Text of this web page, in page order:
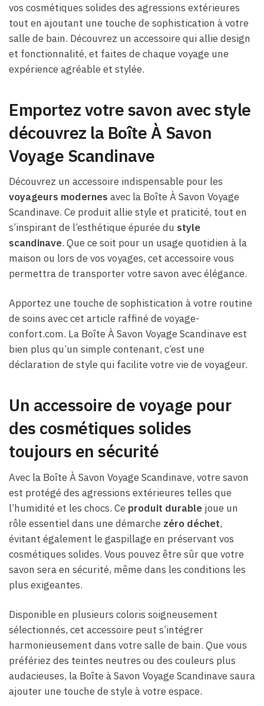
vos cosmétiques solides des agressions extérieures
tout en ajoutant une touche de sophistication à votre
salle de bain. Découvrez un accessoire qui allie design
et fonctionnalité, et faites de chaque voyage une
expérience agréable et stylée.
Emportez votre savon avec style
découvrez la Boîte À Savon
Voyage Scandinave
Découvrez un accessoire indispensable pour les
voyageurs modernes avec la Boîte À Savon Voyage
Scandinave. Ce produit allie style et praticité, tout en
s’inspirant de l’esthétique épurée du style
scandinave. Que ce soit pour un usage quotidien à la
maison ou lors de vos voyages, cet accessoire vous
permettra de transporter votre savon avec élégance.
Apportez une touche de sophistication à votre routine
de soins avec cet article raffiné de voyage-
confort.com. La Boîte À Savon Voyage Scandinave est
bien plus qu’un simple contenant, c’est une
déclaration de style qui facilite votre vie de voyageur.
Un accessoire de voyage pour
des cosmétiques solides
toujours en sécurité
Avec la Boîte À Savon Voyage Scandinave, votre savon
est protégé des agressions extérieures telles que
l’humidité et les chocs. Ce produit durable joue un
rôle essentiel dans une démarche zéro déchet,
évitant également le gaspillage en préservant vos
cosmétiques solides. Vous pouvez être sûr que votre
savon sera en sécurité, même dans les conditions les
plus exigeantes.
Disponible en plusieurs coloris soigneusement
sélectionnés, cet accessoire peut s’intégrer
harmonieusement dans votre salle de bain. Que vous
préfériez des teintes neutres ou des couleurs plus
audacieuses, la Boîte à Savon Voyage Scandinave saura
ajouter une touche de style à votre espace.